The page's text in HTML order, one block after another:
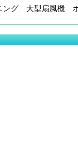
グ 大型扇風機